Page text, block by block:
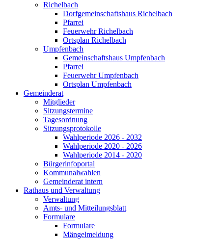
Richelbach
Dorfgemeinschaftshaus Richelbach
Pfarrei
Feuerwehr Richelbach
Ortsplan Richelbach
Umpfenbach
Gemeinschaftshaus Umpfenbach
Pfarrei
Feuerwehr Umpfenbach
Ortsplan Umpfenbach
Gemeinderat
Mitglieder
Sitzungstermine
Tagesordnung
Sitzungsprotokolle
Wahlperiode 2026 - 2032
Wahlperiode 2020 - 2026
Wahlperiode 2014 - 2020
Bürgerinfoportal
Kommunalwahlen
Gemeinderat intern
Rathaus und Verwaltung
Verwaltung
Amts- und Mitteilungsblatt
Formulare
Formulare
Mängelmeldung